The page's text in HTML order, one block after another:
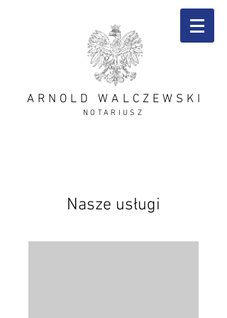
NOTARIUSZ
ARNOLD WALCZEWSKI
Nasze usługi